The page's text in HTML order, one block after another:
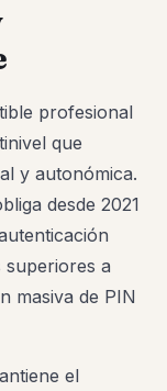
profesional
que
y autonómica.
desde 2021
a
masiva de PIN
el